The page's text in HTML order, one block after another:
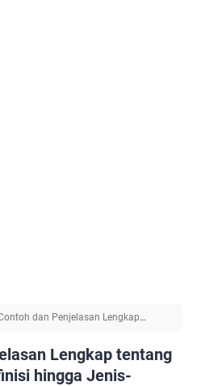
dan Penjelasan Lengkap
Lengkap tentang
hingga Jenis-